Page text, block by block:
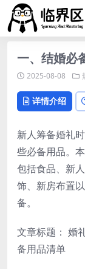
一、结婚必
2025-08-08
详情介绍
新人筹备婚礼
些必备用品。
包括食品、新
饰、新房布置
备。
文章标题： 婚
备用品清单